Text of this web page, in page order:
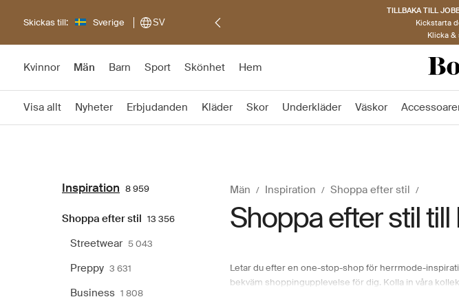
Skickas till: Sverige SV
TILLBAKA TILL
Kickstarta
Klicka &
Kvinnor Män Barn Sport Skönhet Hem
Visa allt Nyheter Erbjudanden Kläder Skor Underkläder Väskor
Inspiration 8 959
Shoppa efter stil 13 356
Streetwear 5 043
Preppy 3 631
Business 1 808
Män Inspiration Shoppa efter stil
Shoppa efter stil till
Letar du efter en one-stop-shop för herrmode-
bekväm shoppingupplevelse för dig. Kolla in våra